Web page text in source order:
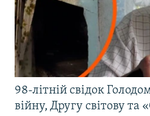
98-літній свідок
війну, Другу світову та